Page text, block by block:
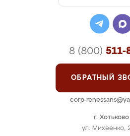
г. Хотьково
ул. Михеенко,
8 (800) 511-
ОБРАТНЫЙ
corp-